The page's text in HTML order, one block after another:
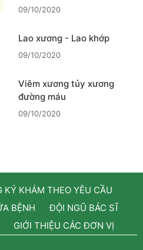
09/10/2020
Lao xương - Lao khớp
09/10/2020
Viêm xương tủy xương
đường máu
09/10/2020
KÝ KHÁM THEO YÊU CẦU
BỆNH
ĐỘI NGŨ BÁC SĨ
GIỚI THIỆU CÁC ĐƠN VỊ